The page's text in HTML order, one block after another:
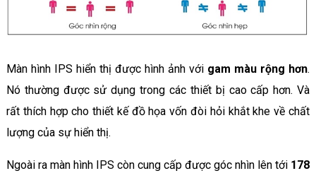
Màn hình IPS hiển thị được hình ảnh với gam màu rộng hơn.
Nó thường được sử dụng trong các thiết bị cao cấp hơn. Và
rất thích hợp cho thiết kế đồ họa vốn đòi hỏi khắt khe về chất
lượng của sự hiển thị.
Ngoài ra màn hình IPS còn cung cấp được góc nhìn lên tới 178